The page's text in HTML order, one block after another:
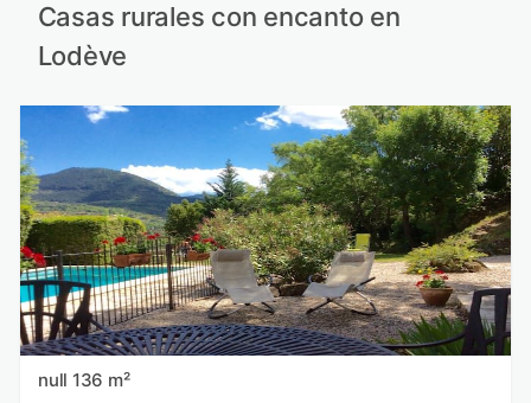
Casas rurales con encanto en
Lodève
null 136 m²